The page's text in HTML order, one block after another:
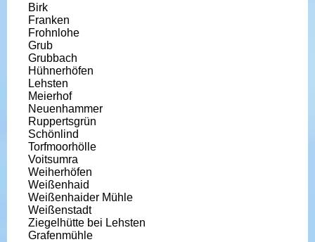
Birk
Franken
Frohnlohe
Grub
Grubbach
Hühnerhöfen
Lehsten
Meierhof
Neuenhammer
Ruppertsgrün
Schönlind
Torfmoorhölle
Voitsumra
Weiherhöfen
Weißenhaid
Weißenhaider Mühle
Weißenstadt
Ziegelhütte bei Lehsten
Grafenmühle